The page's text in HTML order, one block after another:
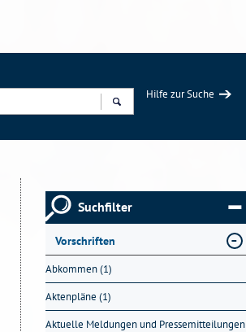
Hilfe zur Suche
Suchfilter
Vorschriften
Abkommen (1)
Aktenpläne (1)
Aktuelle Meldungen und Pressemitteilungen